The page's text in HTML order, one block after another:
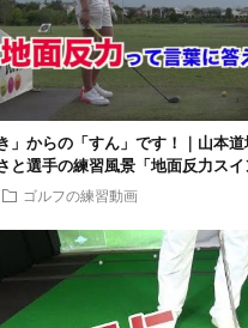
」からの「すん」です！｜山本
と選手の練習風景「地面反力ス
ゴルフの練習動画